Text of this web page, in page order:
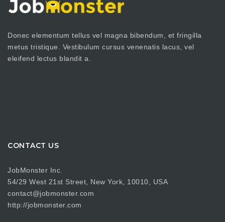
Donec elementum tellus vel magna bibendum, et fringilla
metus tristique. Vestibulum cursus venenatis lacus, vel
eleifend lectus blandit a.
CONTACT US
JobMonster Inc.
54/29 West 21st Street, New York, 10010, USA
contact@jobmonster.com
http://jobmonster.com